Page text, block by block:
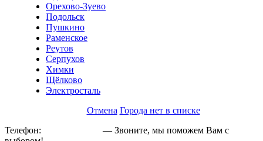
Орехово-Зуево
Подольск
Пушкино
Раменское
Реутов
Серпухов
Химки
Щёлково
Электросталь
Отмена Города нет в списке
Телефон:
— Звоните, мы поможем Вам с